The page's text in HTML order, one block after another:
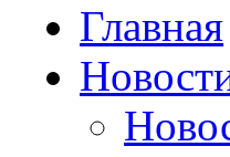
Главная